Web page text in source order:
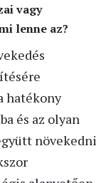
vagy
lenne az?
hatékony
és az olyan
növekedni